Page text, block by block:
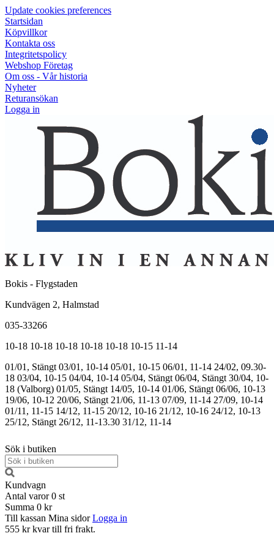
Update cookies preferences
Startsidan
Köpvillkor
Kontakta oss
Integritetspolicy
Webshop Företag
Om oss - Vår historia
Nyheter
Returansökan
Logga in
Bokis - Flygstaden
Kundvägen 2, Halmstad
035-33266
10-18 10-18 10-18 10-18 10-18 10-15 11-14
01/01, Stängt 03/01, 10-14 05/01, 10-15 06/01, 11-14 24/02, 09.30-
18 03/04, 10-15 04/04, 10-14 05/04, Stängt 06/04, Stängt 30/04, 10-
18 (Valborg) 01/05, Stängt 14/05, 10-14 01/06, Stängt 06/06, 10-13
19/06, 10-12 20/06, Stängt 21/06, 11-13 07/09, 11-14 27/09, 10-14
01/11, 11-15 14/12, 11-15 20/12, 10-16 21/12, 10-16 24/12, 10-13
25/12, Stängt 26/12, 11-13.30 31/12, 11-14
Sök i butiken
Kundvagn
Antal varor 0 st
Summa 0 kr
Till kassan Mina sidor Logga in
555 kr kvar till fri frakt.